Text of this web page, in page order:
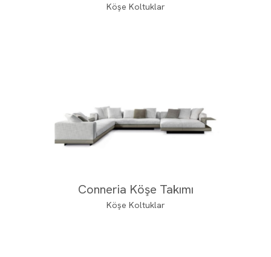
Köşe Koltuklar
Conneria Köşe Takımı
Köşe Koltuklar